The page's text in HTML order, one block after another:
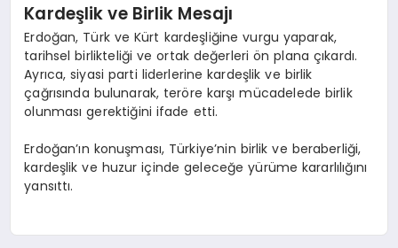
Kardeşlik ve Birlik Mesajı
Erdoğan, Türk ve Kürt kardeşliğine vurgu yaparak,
tarihsel birlikteliği ve ortak değerleri ön plana çıkardı.
Ayrıca, siyasi parti liderlerine kardeşlik ve birlik
çağrısında bulunarak, teröre karşı mücadelede birlik
olunması gerektiğini ifade etti.
Erdoğan’ın konuşması, Türkiye’nin birlik ve beraberliği,
kardeşlik ve huzur içinde geleceğe yürüme kararlılığını
yansıttı.